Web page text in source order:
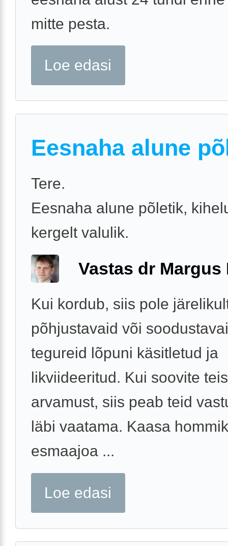
mitte pesta.
Loe edasi
Eesnaha alune
Tere.
Eesnaha alune põletik,
kergelt valulik.
Vastas dr Margus
Kui kordub, siis pole
põhjustavaid või
tegureid lõpuni käsitletud ja
likviideeritud. Kui soovite
arvamust, siis peab teid
läbi vaatama. Kaasa
esmaajoa ...
Loe edasi